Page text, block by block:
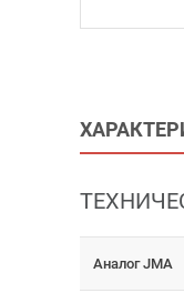
Аналог JMA